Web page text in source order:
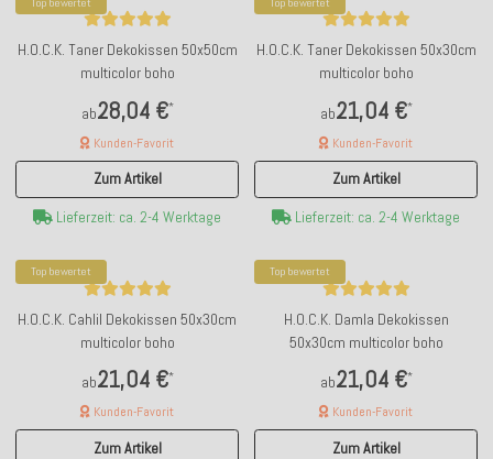
H.O.C.K. Taner Dekokissen 50x50cm
multicolor boho
ab28,04 €*
Kunden-Favorit
Zum Artikel
Lieferzeit: ca. 2-4 Werktage
H.O.C.K. Taner Dekokissen 50x30cm
multicolor boho
ab21,04 €*
Kunden-Favorit
Zum Artikel
Lieferzeit: ca. 2-4 Werktage
Top bewertet
H.O.C.K. Cahlil Dekokissen 50x30cm
multicolor boho
ab21,04 €*
Kunden-Favorit
Zum Artikel
Top bewertet
H.O.C.K. Damla Dekokissen
50x30cm multicolor boho
ab21,04 €*
Kunden-Favorit
Zum Artikel